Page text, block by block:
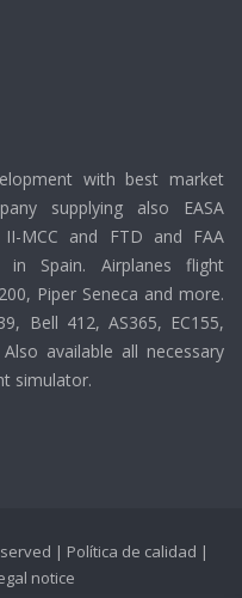
with best market
supplying also EASA
MCC and FTD and FAA
in Spain. Airplanes flight
Piper Seneca and more.
Bell 412, AS365, EC155,
available all necessary
simulator.
| Política de calidad |
notice